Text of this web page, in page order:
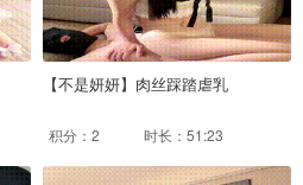
【不是妍妍】肉丝踩踏虐乳
积分：2 时长：51:23